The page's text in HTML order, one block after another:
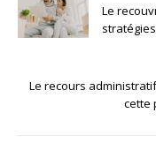
Le
Le recours
cette